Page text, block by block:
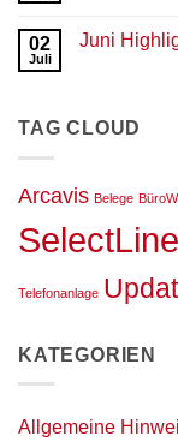
25.3
SelectLine
neo
Juli
Version
25.2
02
Juli
Juni
Highlights
Version
25.2
TAG CLOUD
Arcavis Belege
SelectLine
Telefonanlage
KATEGORIEN
Allgemeine